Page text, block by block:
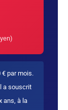
€ par mois.
a souscrit
ans, à la